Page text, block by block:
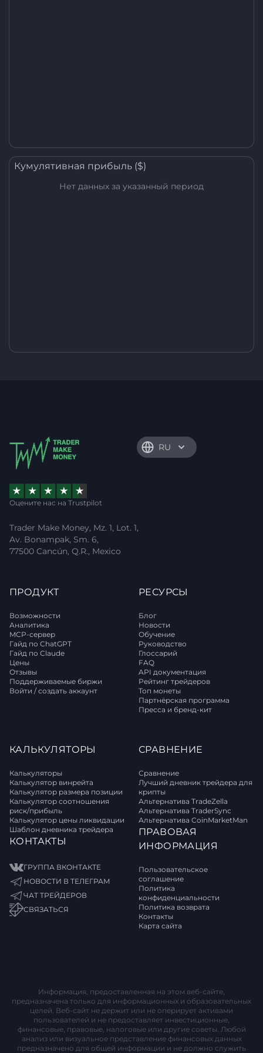
Кумулятивная прибыль ($)
Нет данных за указанный период
RU
Оцените нас на Trustpilot
Trader Make Money, Mz. 1, Lot. 1,
Av. Bonampak, Sm. 6,
77500 Cancún, Q.R., Mexico
ПРОДУКТ
Возможности
Аналитика
MCP-сервер
Гайд по ChatGPT
Гайд по Claude
Цены
Отзывы
Поддерживаемые биржи
Войти / создать аккаунт
РЕСУРСЫ
Блог
Новости
Обучение
Руководство
Глоссарий
FAQ
API документация
Рейтинг трейдеров
Топ монеты
Партнёрская программа
Пресса и бренд-кит
КАЛЬКУЛЯТОРЫ
Калькуляторы
Калькулятор винрейта
Калькулятор размера позиции
Калькулятор соотношения
риск/прибыль
Калькулятор цены ликвидации
Шаблон дневника трейдера
КОНТАКТЫ
ГРУППА ВКОНТАКТЕ
НОВОСТИ В ТЕЛЕГРАМ
ЧАТ ТРЕЙДЕРОВ
СВЯЗАТЬСЯ
СРАВНЕНИЕ
Сравнение
Лучший дневник трейдера для
крипты
Альтернатива TradeZella
Альтернатива TraderSync
Альтернатива CoinMarketMan
ПРАВОВАЯ
ИНФОРМАЦИЯ
Пользовательское
соглашение
Политика
конфиденциальности
Политика возврата
Контакты
Карта сайта
Информация, предоставленная на этом веб-сайте,
предназначена только для информационных и образовательных
целей. Веб-сайт не держит или не оперирует активами
пользователей и не предоставляет инвестиционные,
финансовые, правовые, налоговые или другие советы. Любой
анализ или визуальное представление финансовых данных
предназначено для общей информации и не должно служить